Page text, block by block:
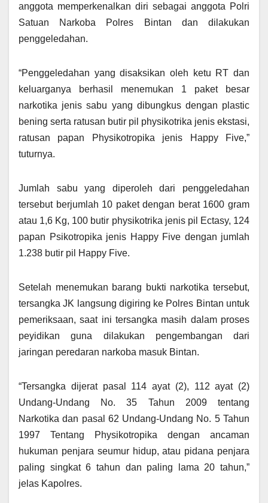
anggota memperkenalkan diri sebagai anggota Polri
Satuan Narkoba Polres Bintan dan dilakukan
penggeledahan.
“Penggeledahan yang disaksikan oleh ketu RT dan
keluarganya berhasil menemukan 1 paket besar
narkotika jenis sabu yang dibungkus dengan plastic
bening serta ratusan butir pil physikotrika jenis ekstasi,
ratusan papan Physikotropika jenis Happy Five,”
tuturnya.
Jumlah sabu yang diperoleh dari penggeledahan
tersebut berjumlah 10 paket dengan berat 1600 gram
atau 1,6 Kg, 100 butir physikotrika jenis pil Ectasy, 124
papan Psikotropika jenis Happy Five dengan jumlah
1.238 butir pil Happy Five.
Setelah menemukan barang bukti narkotika tersebut,
tersangka JK langsung digiring ke Polres Bintan untuk
pemeriksaan, saat ini tersangka masih dalam proses
peyidikan guna dilakukan pengembangan dari
jaringan peredaran narkoba masuk Bintan.
“Tersangka dijerat pasal 114 ayat (2), 112 ayat (2)
Undang-Undang No. 35 Tahun 2009 tentang
Narkotika dan pasal 62 Undang-Undang No. 5 Tahun
1997 Tentang Physikotropika dengan ancaman
hukuman penjara seumur hidup, atau pidana penjara
paling singkat 6 tahun dan paling lama 20 tahun,”
jelas Kapolres.